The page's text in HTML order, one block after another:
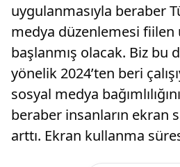
uygulanmasıyla beraber
medya düzenlemesi fiilen
başlanmış olacak. Biz bu
yönelik 2024’ten beri
sosyal medya
beraber insanların ekran
arttı. Ekran kullanma